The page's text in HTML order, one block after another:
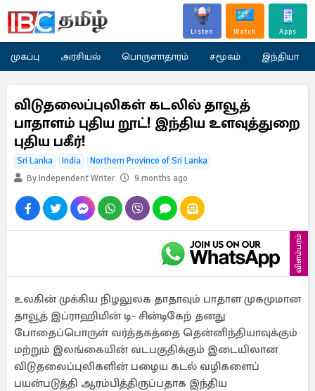
Listen Watch Apps
முகப்பு அரசியல் பொருளாதாரம் சமூகம் இந்தியா
விடுதலைப்புலிகள் கடலில் தாவூத்
பாதாளம் புதிய றூட்! இந்திய உளவுத்துறை
புதிய பகீர்!
Sri Lanka India
Northern Province of Sri Lanka
By Independent Writer
9 months ago
விளம்பரம்
உலகின் முக்கிய நிழலுலக தாதாவும் பாதாள முகமுமான
தாவூத் இப்ராஹிமின் டி- சின்டிகேற் தனது
போதைப்பொருள் வர்த்தகத்தை தென்னிந்தியாவுக்கும்
மற்றும் இலங்கையின் வடபகுதிக்கும் இடையிலான
விடுதலைப்புலிகளின் பழைய கடல் வழிகளைப்
பயன்படுத்தி ஆரம்பித்திருப்பதாக இந்திய